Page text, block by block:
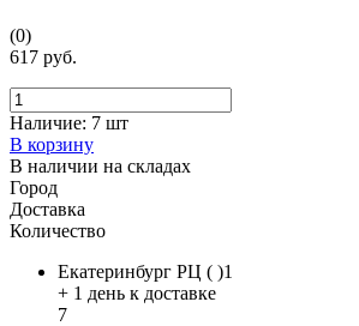
(0)
617 руб.
Наличие: 7 шт
В корзину
В наличии на складах
Город
Доставка
Количество
Екатеринбург РЦ ( )1
+ 1 день к доставке
7